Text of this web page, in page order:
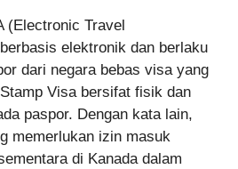
(Electronic Travel
elektronik dan berlaku
dari negara bebas visa yang
Visa bersifat fisik dan
paspor. Dengan kata lain,
memerlukan izin masuk
di Kanada dalam